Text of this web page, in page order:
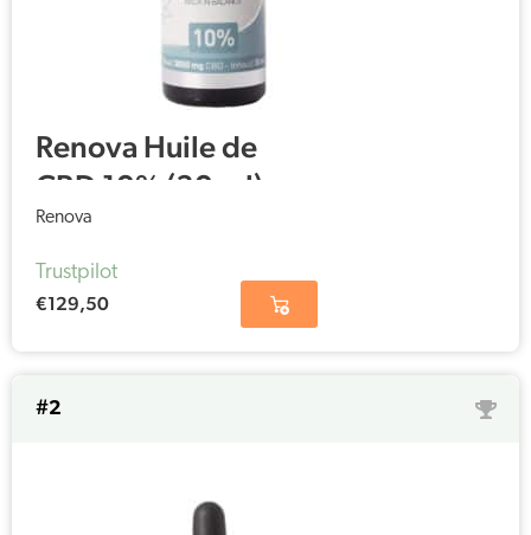
Renova Huile de
CBD 10% (30 ml)
Renova
Trustpilot
€129,50
#2